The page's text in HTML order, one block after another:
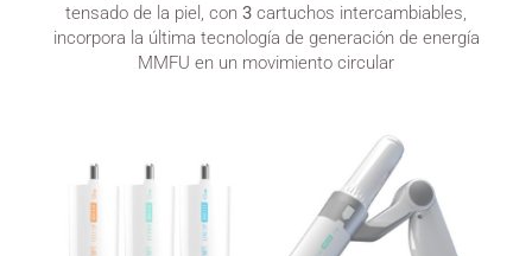
tensado de la piel, con 3 cartuchos intercambiables,
incorpora la última tecnología de generación de energía
MMFU en un movimiento circular